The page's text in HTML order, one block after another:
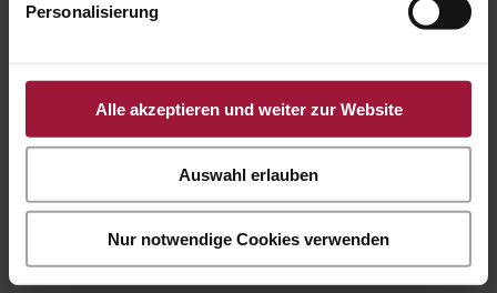
Personalisierung
Alle akzeptieren und weiter zur Website
Auswahl erlauben
Nur notwendige Cookies verwenden